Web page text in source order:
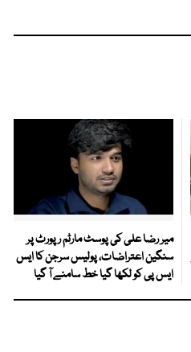
میر رضا علی کی پوسٹ مارٹم رپورٹ پر
سنگین اعتراضات، پولیس سرجن کا ایس
ایس پی کو لکھا گیا خط سامنے آ گیا